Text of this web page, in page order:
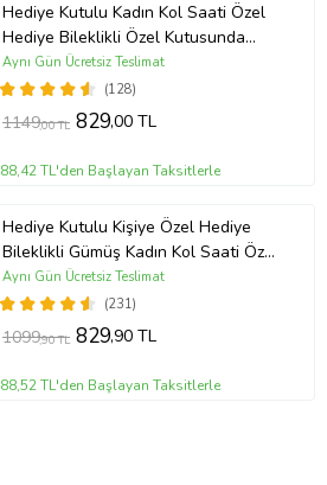
Hediye Kutulu Kadın Kol Saati Özel
Hediye Bileklikli Özel Kutusunda
(Gold)
(128)
Aynı Gün Ücretsiz Teslimat
1149,00 TL 829,00 TL
88,42 TL'den Başlayan Taksitlerle
Hediye Kutulu Kişiye Özel Hediye
Bileklikli Gümüş Kadın Kol Saati Özel
Kutusunda (Gümüş)
(231)
Aynı Gün Ücretsiz Teslimat
1099,90 TL 829,90 TL
88,52 TL'den Başlayan Taksitlerle